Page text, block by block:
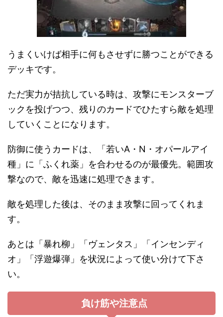
うまくいけば相手に何もさせずに勝つことができる
デッキです。
ただ実力が拮抗している時は、攻撃にモンスターブ
ックを投げつつ、残りのカードでひたすら敵を処理
していくことになります。
防御に使うカードは、「若いA・N・オパールアイ
種」に「ふくれ薬」を合わせるのが最優先。範囲攻
撃なので、敵を迅速に処理できます。
敵を処理した後は、そのまま攻撃に回ってくれま
す。
あとは「暴れ柳」「ヴェンタス」「インセンディ
オ」「浮遊爆弾」を状況によって使い分けて下さ
い。
負け筋や注意点